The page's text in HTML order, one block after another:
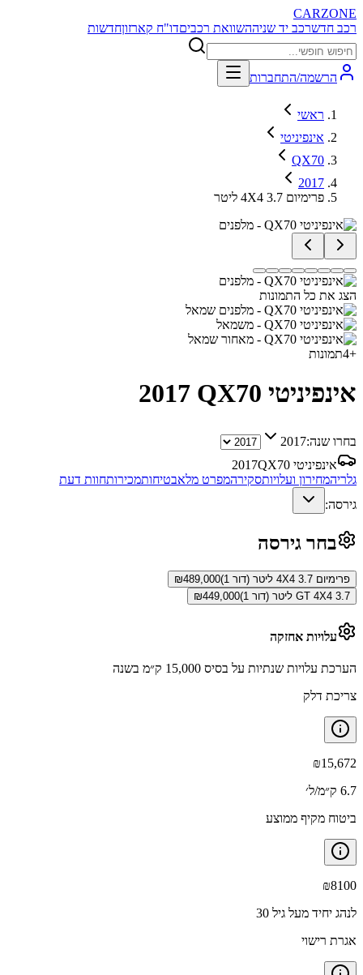
CARZONE
רכב חדשרכב יד שניההשוואת רכביםדו"ח קארזוןחדשות
הרשמה/התחברות
ראשי
אינפיניטי
QX70
2017
פרימיום 4X4 3.7 ליטר
הצג את כל התמונות
+
4תמונות
אינפיניטי QX70 2017
בחרו שנה:2017
אינפיניטי QX70
2017
גלריהמחירון ועלויותסקירהמפרט מלאבטיחותמכירותחוות דעת
גירסה:
בחר גירסה
פרימיום 4X4 3.7 ליטר (דור 1) ₪489,000
GT 4X4 3.7 ליטר (דור 1)
₪449,000
עלויות אחזקה
הערכת עלויות שנתיות על בסיס 15,000 ק״מ בשנה
צריכת דלק
₪15,672
6.7 ק״מ/ל׳
ביטוח מקיף ממוצע
₪8100
לנהג יחיד מעל גיל 30
אגרת רישוי